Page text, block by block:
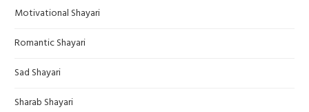
Motivational Shayari
Romantic Shayari
Sad Shayari
Sharab Shayari